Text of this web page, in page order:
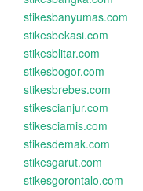
stikesbanyumas.com
stikesbekasi.com
stikesblitar.com
stikesbogor.com
stikesbrebes.com
stikescianjur.com
stikesciamis.com
stikesdemak.com
stikesgarut.com
stikesgorontalo.com